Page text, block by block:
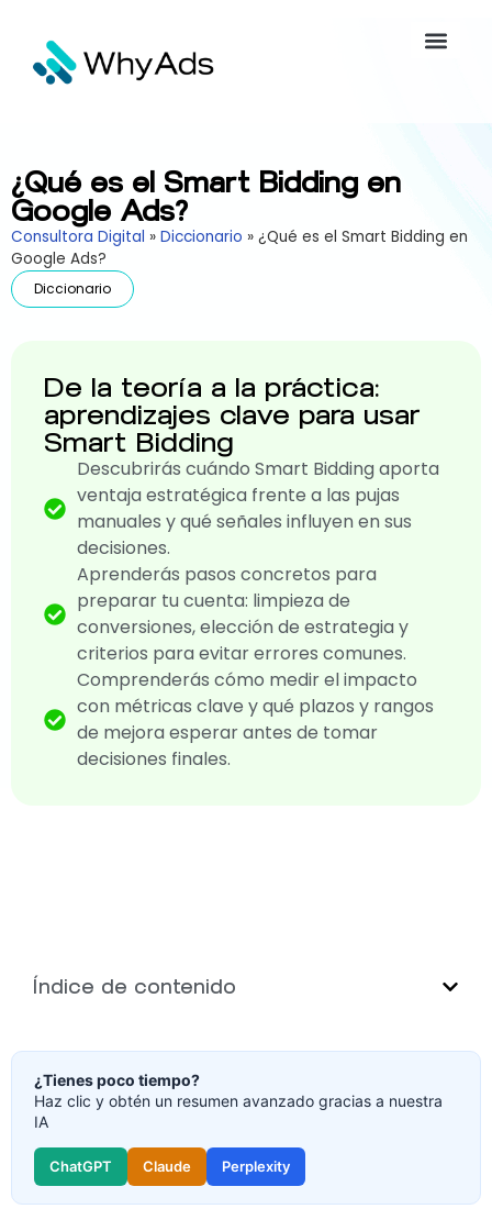
¿Qué es el Smart Bidding en
Google Ads?
Consultora Digital » Diccionario » ¿Qué es el Smart Bidding en
Google Ads?
Diccionario
De la teoría a la práctica:
aprendizajes clave para usar
Smart Bidding
Descubrirás cuándo Smart Bidding aporta
ventaja estratégica frente a las pujas
manuales y qué señales influyen en sus
decisiones.
Aprenderás pasos concretos para
preparar tu cuenta: limpieza de
conversiones, elección de estrategia y
criterios para evitar errores comunes.
Comprenderás cómo medir el impacto
con métricas clave y qué plazos y rangos
de mejora esperar antes de tomar
decisiones finales.
Índice de contenido
¿Tienes poco tiempo?
Haz clic y obtén un resumen avanzado gracias a nuestra
IA
ChatGPT Claude Perplexity